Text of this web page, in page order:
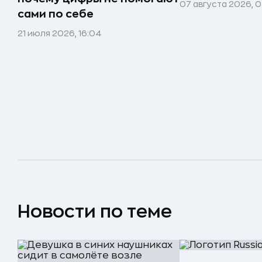
сами по себе
21 июля 2026, 16:04
07 августа 2026,
Новости по теме